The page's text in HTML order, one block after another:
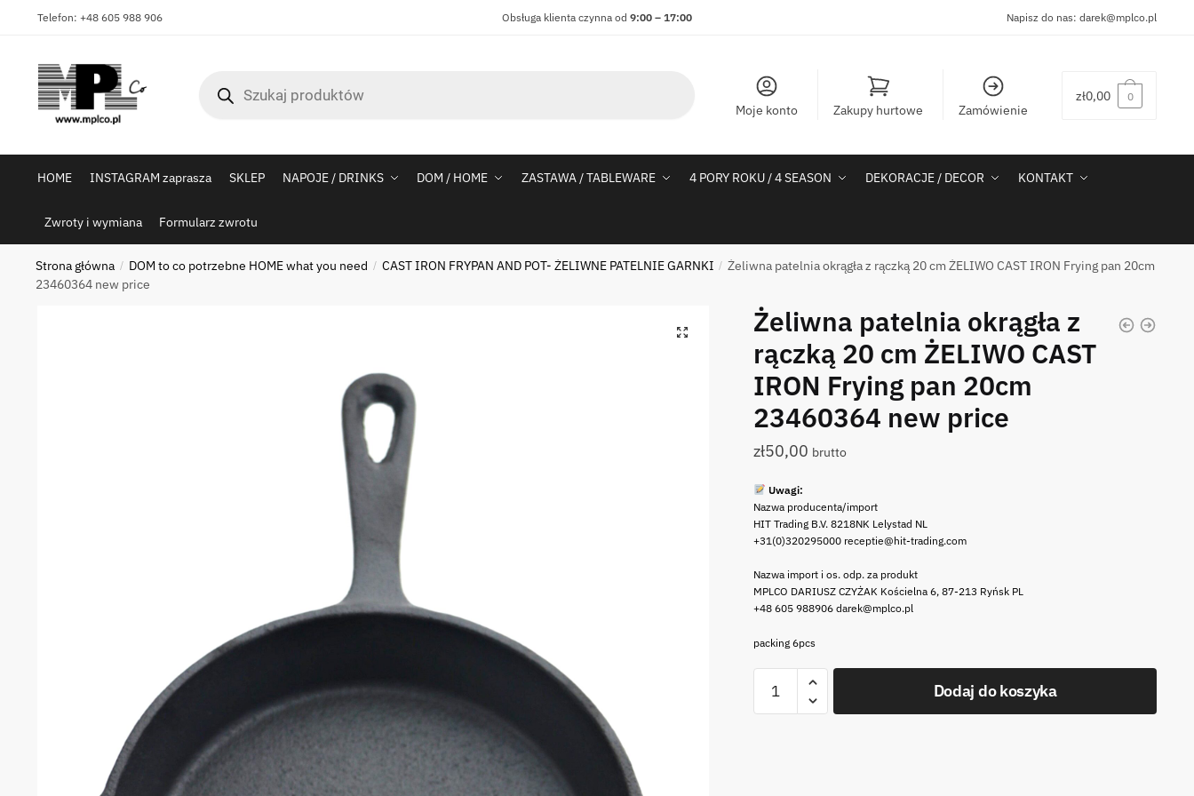
Telefon: +48 605 988 906 Obsługa klienta czynna od 9:00 – 17:00 Napisz do nas:darek@mplco.pl
produktów
Moje konto Zakupy hurtowe Zamówienie
zł0,00 0
HOME INSTAGRAM zaprasza SKLEP NAPOJE / DRINKS DOM / HOME ZASTAWA / TABLEWARE 4 PORY ROKU / 4 SEASON DEKORACJE / DECOR KONTAKT
Zwroty i wymiana Formularz zwrotu
Strona główna / DOM to co potrzebne HOME what you need / CAST IRON FRYPAN AND POT- ŻELIWNE PATELNIE GARNKI / Żeliwna patelnia okrągła z rączką 20 cm ŻELIWO CAST IRON Frying pan 20cm
23460364 new price
Żeliwna patelnia okrągła z
rączką 20 cm ŻELIWO CAST
IRON Frying pan 20cm
23460364 new price
zł50,00 brutto
Uwagi:
Nazwa producenta/import
HIT Trading B.V. 8218NK Lelystad NL
+31(0)320295000 receptie@hit-trading.com
Nazwa import i os. odp. za produkt
MPLCO DARIUSZ CZYŻAK Kościelna 6, 87-213 Ryńsk PL
+48 605 988906 darek@mplco.pl
packing 6pcs
Żeliwna
Dodaj do koszyka